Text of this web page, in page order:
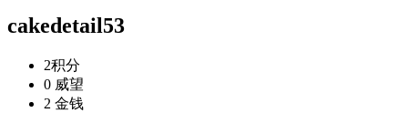
cakedetail53
2积分
0 威望
2 金钱